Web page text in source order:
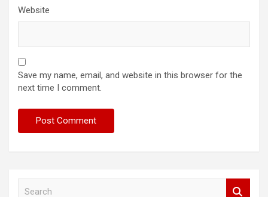
Website
Save my name, email, and website in this browser for the
next time I comment.